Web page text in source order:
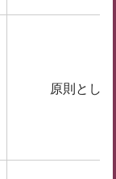
原則とし